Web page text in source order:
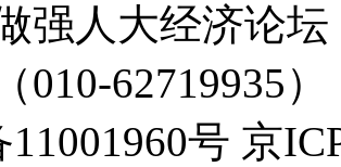
强人大经济论
010-62719935）
11001960号 京